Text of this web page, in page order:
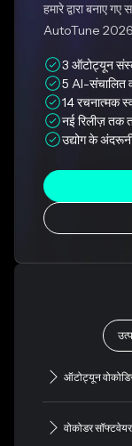
हमारे द्वारा बनाए
AutoTune 2026
3 ऑटोट्यून
5 AI-संचालित
14 रचनात्मक
नई रिलीज़ तक
उद्योग के
ऑटोट्यून
वोकोडर